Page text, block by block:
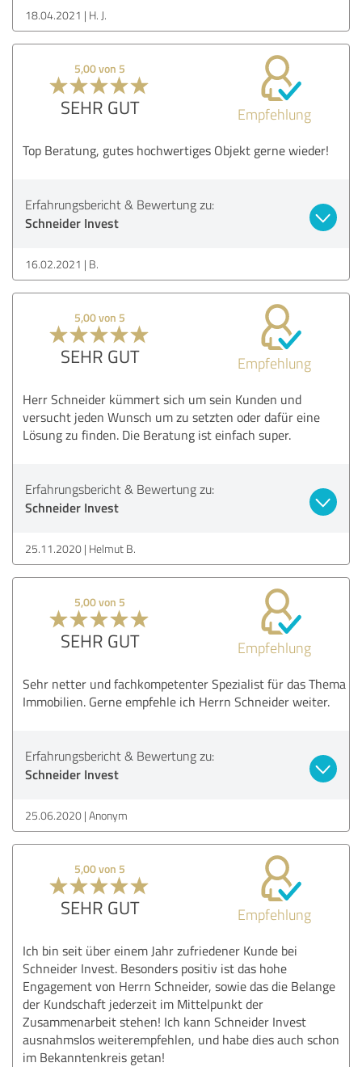
18.04.2021 H. J.
5,00 von 5
SEHR GUT Empfehlung
Top Beratung, gutes hochwertiges Objekt gerne wieder!
Erfahrungsbericht & Bewertung zu:
Schneider Invest
16.02.2021 B.
5,00 von 5
SEHR GUT Empfehlung
Herr Schneider kümmert sich um sein Kunden und
versucht jeden Wunsch um zu setzten oder dafür eine
Lösung zu finden. Die Beratung ist einfach super.
Erfahrungsbericht & Bewertung zu:
Schneider Invest
25.11.2020 Helmut B.
5,00 von 5
SEHR GUT Empfehlung
Sehr netter und fachkompetenter Spezialist für das Thema
Immobilien. Gerne empfehle ich Herrn Schneider weiter.
Erfahrungsbericht & Bewertung zu:
Schneider Invest
25.06.2020 Anonym
5,00 von 5
SEHR GUT Empfehlung
Ich bin seit über einem Jahr zufriedener Kunde bei
Schneider Invest. Besonders positiv ist das hohe
Engagement von Herrn Schneider, sowie das die Belange
der Kundschaft jederzeit im Mittelpunkt der
Zusammenarbeit stehen! Ich kann Schneider Invest
ausnahmslos weiterempfehlen, und habe dies auch schon
im Bekanntenkreis getan!